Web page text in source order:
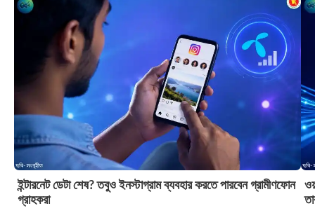
ইন্টারনেট ডেটা শেষ? তবুও ইনস্টাগ্রাম ব্যবহার করতে পারবেন গ্রামীণফোন
গ্রাহকরা